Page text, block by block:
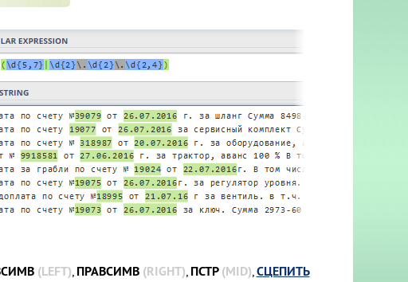
(LEFT), ПРАВСИМВ (RIGHT), ПСТР(MID),СЦЕПИТЬ